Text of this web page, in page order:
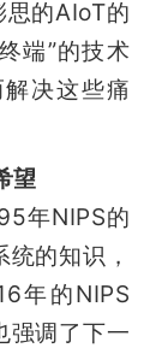
思的AIoT的
端”的技术
决这些痛
望
年NIPS的
的知识，
年的NIPS
强调了下一